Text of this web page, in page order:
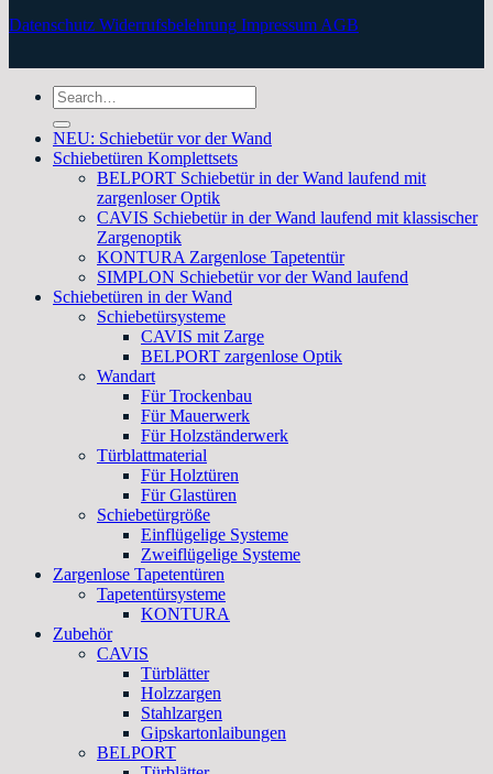
Datenschutz Widerrufsbelehrung Impressum AGB
Search
for:
NEU: Schiebetür vor der Wand
Schiebetüren Komplettsets
BELPORT Schiebetür in der Wand laufend mit
zargenloser Optik
CAVIS Schiebetür in der Wand laufend mit klassischer
Zargenoptik
KONTURA Zargenlose Tapetentür
SIMPLON Schiebetür vor der Wand laufend
Schiebetüren in der Wand
Schiebetürsysteme
CAVIS mit Zarge
BELPORT zargenlose Optik
Wandart
Für Trockenbau
Für Mauerwerk
Für Holzständerwerk
Türblattmaterial
Für Holztüren
Für Glastüren
Schiebetürgröße
Einflügelige Systeme
Zweiflügelige Systeme
Zargenlose Tapetentüren
Tapetentürsysteme
KONTURA
Zubehör
CAVIS
Türblätter
Holzzargen
Stahlzargen
Gipskartonlaibungen
BELPORT